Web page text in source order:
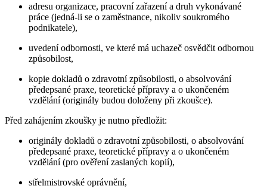
adresu organizace, pracovní zařazení a druh vykonávané
práce (jedná-li se o zaměstnance, nikoliv soukromého
podnikatele),
uvedení odbornosti, ve které má uchazeč osvědčit odbornou
způsobilost,
kopie dokladů o zdravotní způsobilosti, o absolvování
předepsané praxe, teoretické přípravy a o ukončeném
vzdělání (originály budou doloženy při zkoušce).
Před zahájením zkoušky je nutno předložit:
originály dokladů o zdravotní způsobilosti, o absolvování
předepsané praxe, teoretické přípravy a o ukončeném
vzdělání (pro ověření zaslaných kopií),
střelmistrovské oprávnění,